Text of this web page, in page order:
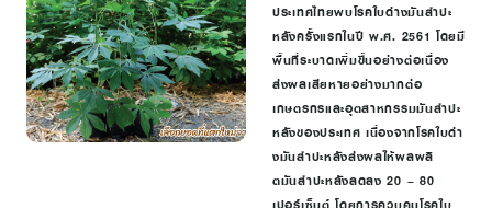
สำปะหลัง แบบเร่งรัด ได้ต้น
พันธุ์เพิ่มและปลอดโรคใบ
ด่าง
ประเทศไทยพบโรคใบด่างมันสําปะ
หลังครั้งแรกในปี พ.ศ. 2561 โดยมี
พื้นที่ระบาดเพิ่มขึ้นอย่างต่อเนื่อง
ส่งผลเสียหายอย่างมากต่อ
เกษตรกรและอุตสาหกรรมมันสําปะ
หลังของประเทศ เนื่องจากโรคใบด่า
งมันสําปะหลังส่งผลให้ผลผลิ
ตมันสําปะหลังลดลง 20 – 80